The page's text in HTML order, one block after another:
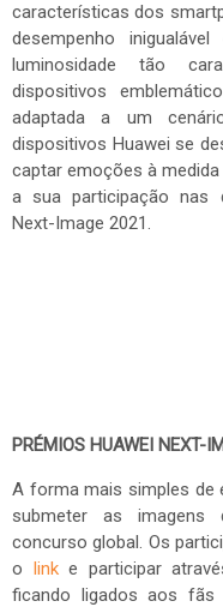
características dos
desempenho
luminosidade tão
dispositivos
adaptada a um
dispositivos Huawei se
captar emoções à
a sua participação nas
Next-Image 2021.
PRÉMIOS HUAWEI NEXT-
A forma mais simples
submeter as imagens
concurso global. Os
o linke participar
ficando ligados aos fãs